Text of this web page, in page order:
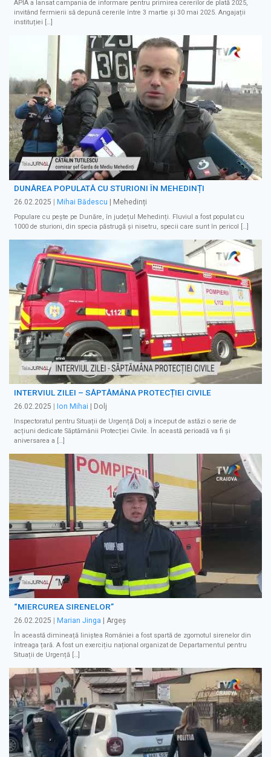
APIA a lansat campania de informare pentru primirea cererilor de plată 2025,
invitând fermierii să depună cererile între 3 martie și 30 mai 2025. Angajații
instituției […]
DUNĂREA POPULATĂ CU STURIONI ÎN MEHEDINȚI
26.02.2025 Mihai Bădescu | Mehedinți
Populare cu pește pe Dunăre, în județul Mehedinți. Fluviul a fost populat cu
1000 de sturioni, din specia păstrugă și nisetru, specii care sunt în pericol […]
INTERVIUL ZILEI – SĂPTĂMÂNA PROTECȚIEI CIVILE
26.02.2025 Ion Mihai | Dolj
Inspectoratul pentru Situații de Urgență Dolj a început de astăzi o serie de
acțiuni dedicate Săptămânii Protecției Civile. În această perioadă va fi și
aniversarea a […]
“MIERCUREA SIRENELOR”
26.02.2025 | Marian Jinga | Argeș
În această dimineață liniștea României a fost spartă de zgomotul sirenelor din
întreaga țară. A fost un exercițiu național organizat de Departamentul pentru
Situații de Urgență […]